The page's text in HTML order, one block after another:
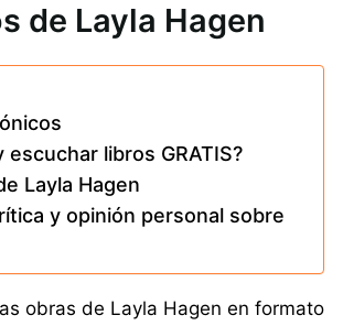
de Layla Hagen
escuchar libros GRATIS?
Layla Hagen
y opinión personal sobre
obras de Layla Hagen en formato